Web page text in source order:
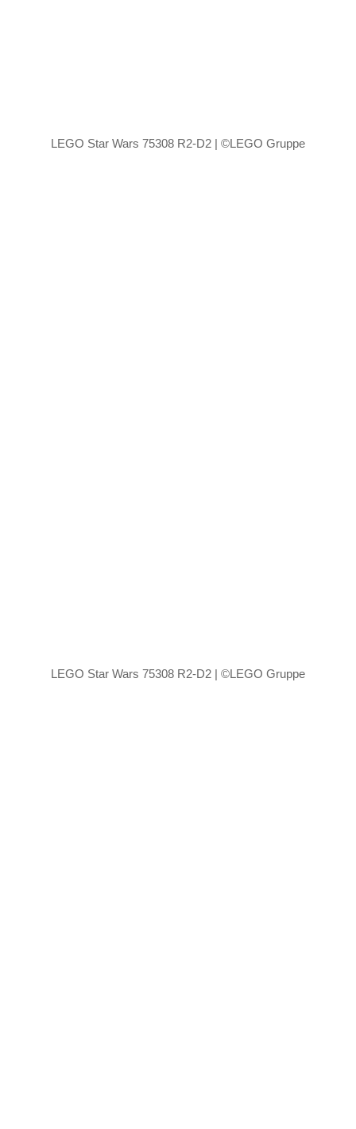
LEGO Star Wars 75308 R2-D2 | ©LEGO Gruppe
LEGO Star Wars 75308 R2-D2 | ©LEGO Gruppe